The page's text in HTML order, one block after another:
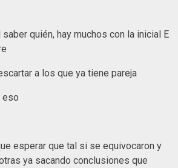
quién, hay muchos con la inicial E
a los que ya tiene pareja
eso
esperar que tal si se equivocaron y
ya sacando conclusiones que